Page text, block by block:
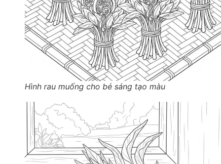
Hình rau muống cho bé sáng tạo màu